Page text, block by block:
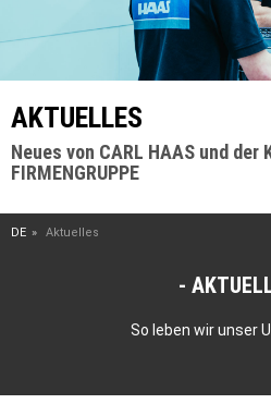
AKTUELLES
Neues von CARL HAAS und der
FIRMENGRUPPE
DE Aktuelles
So leben wir unser